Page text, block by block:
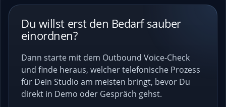
Du willst erst den Bedarf sauber
einordnen?
Dann starte mit dem Outbound Voice-Check
und finde heraus, welcher telefonische Prozess
für Dein Studio am meisten bringt, bevor Du
direkt in Demo oder Gespräch gehst.